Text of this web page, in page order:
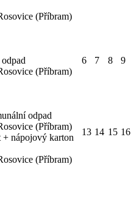
(Příbram)
(Příbram)
6 7 8 9
odpad
(Příbram)
+ nápojový karton
(Příbram)
13 14 15 16